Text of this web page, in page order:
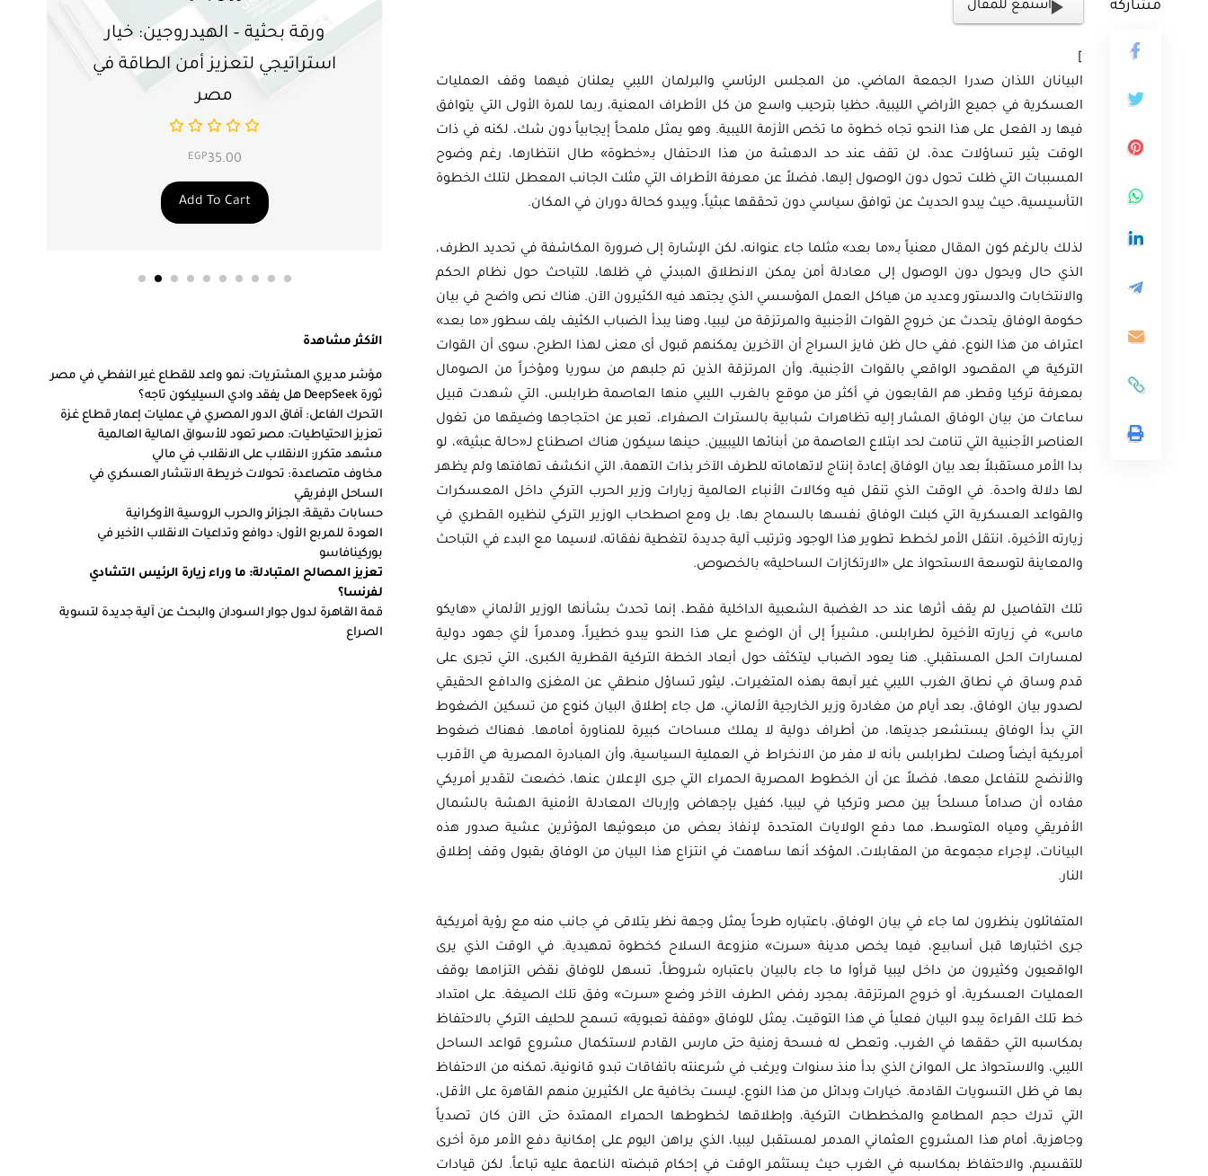
مشاركة
استمع للمقال
]
البيانان اللذان صدرا الجمعة الماضي، من المجلس الرئاسي والبرلمان الليبي يعلنان فيهما وقف العمليات
العسكرية في جميع الأراضي الليبية، حظيا بترحيب واسع من كل الأطراف المعنية، ربما للمرة الأولى التي يتوافق
فيها رد الفعل على هذا النحو تجاه خطوة ما تخص الأزمة الليبية. وهو يمثل ملمحاً إيجابياً دون شك، لكنه في ذات
الوقت يثير تساؤلات عدة، لن تقف عند حد الدهشة من هذا الاحتفال بـ«خطوة» طال انتظارها، رغم وضوح
المسببات التي ظلت تحول دون الوصول إليها، فضلاً عن معرفة الأطراف التي مثلت الجانب المعطل لتلك الخطوة
التأسيسية، حيث يبدو الحديث عن توافق سياسي دون تحققها عبثياً، ويبدو كحالة دوران في المكان.
لذلك بالرغم كون المقال معنياً بـ«ما بعد» مثلما جاء عنوانه، لكن الإشارة إلى ضرورة المكاشفة في تحديد الطرف،
الذي حال ويحول دون الوصول إلى معادلة أمن يمكن الانطلاق المبدئي في ظلها، للتباحث حول نظام الحكم
والانتخابات والدستور وعديد من هياكل العمل المؤسسي الذي يجتهد فيه الكثيرون الآن. هناك نص واضح في بيان
حكومة الوفاق يتحدث عن خروج القوات الأجنبية والمرتزقة من ليبيا، وهنا يبدأ الضباب الكثيف يلف سطور «ما بعد»
اعتراف من هذا النوع، ففي حال ظن فايز السراج أن الآخرين يمكنهم قبول أى معنى لهذا الطرح، سوى أن القوات
التركية هي المقصود الواقعي بالقوات الأجنبية، وأن المرتزقة الذين تم جلبهم من سوريا ومؤخراً من الصومال
بمعرفة تركيا وقطر، هم القابعون في أكثر من موقع بالغرب الليبي منها العاصمة طرابلس، التي شهدت قبيل
ساعات من بيان الوفاق المشار إليه تظاهرات شبابية بالسترات الصفراء، تعبر عن احتجاجها وضيقها من تغول
العناصر الأجنبية التي تنامت لحد ابتلاع العاصمة من أبنائها الليبيين. حينها سيكون هناك اصطناع لـ«حالة عبثية»، لو
بدا الأمر مستقبلاً بعد بيان الوفاق إعادة إنتاج لاتهاماته للطرف الآخر بذات التهمة، التي انكشف تهافتها ولم يظهر
لها دلالة واحدة. في الوقت الذي تنقل فيه وكالات الأنباء العالمية زيارات وزير الحرب التركي داخل المعسكرات
والقواعد العسكرية التي كبلت الوفاق نفسها بالسماح بها، بل ومع اصطحاب الوزير التركي لنظيره القطري في
زيارته الأخيرة، انتقل الأمر لخطط تطوير هذا الوجود وترتيب آلية جديدة لتغطية نفقاته، لاسيما مع البدء في التباحث
والمعاينة لتوسعة الاستحواذ على «الارتكازات الساحلية» بالخصوص.
تلك التفاصيل لم يقف أثرها عند حد الغضبة الشعبية الداخلية فقط، إنما تحدث بشأنها الوزير الألماني «هايكو
ماس» في زيارته الأخيرة لطرابلس، مشيراً إلى أن الوضع على هذا النحو يبدو خطيراً، ومدمراً لأي جهود دولية
لمسارات الحل المستقبلي. هنا يعود الضباب ليتكثف حول أبعاد الخطة التركية القطرية الكبرى، التي تجرى على
قدم وساق في نطاق الغرب الليبي غير آبهة بهذه المتغيرات، ليثور تساؤل منطقي عن المغزى والدافع الحقيقي
لصدور بيان الوفاق، بعد أيام من مغادرة وزير الخارجية الألماني، هل جاء إطلاق البيان كنوع من تسكين الضغوط
التي بدأ الوفاق يستشعر جديتها، من أطراف دولية لا يملك مساحات كبيرة للمناورة أمامها. فهناك ضغوط
أمريكية أيضاً وصلت لطرابلس بأنه لا مفر من الانخراط في العملية السياسية، وأن المبادرة المصرية هي الأقرب
والأنضج للتفاعل معها، فضلاً عن أن الخطوط المصرية الحمراء التي جرى الإعلان عنها، خضعت لتقدير أمريكي
مفاده أن صداماً مسلحاً بين مصر وتركيا في ليبيا، كفيل بإجهاض وإرباك المعادلة الأمنية الهشة بالشمال
الأفريقي ومياه المتوسط، مما دفع الولايات المتحدة لإنفاذ بعض من مبعوثيها المؤثرين عشية صدور هذه
البيانات، لإجراء مجموعة من المقابلات، المؤكد أنها ساهمت في انتزاع هذا البيان من الوفاق بقبول وقف إطلاق
النار.
المتفائلون ينظرون لما جاء في بيان الوفاق، باعتباره طرحاً يمثل وجهة نظر يتلاقى في جانب منه مع رؤية أمريكية
جرى اختبارها قبل أسابيع، فيما يخص مدينة «سرت» منزوعة السلاح كخطوة تمهيدية. في الوقت الذي يرى
الواقعيون وكثيرون من داخل ليبيا قرأوا ما جاء بالبيان باعتباره شروطاً، تسهل للوفاق نقض التزامها بوقف
العمليات العسكرية، أو خروج المرتزقة، بمجرد رفض الطرف الآخر وضع «سرت» وفق تلك الصيغة. على امتداد
خط تلك القراءة يبدو البيان فعلياً في هذا التوقيت، يمثل للوفاق «وقفة تعبوية» تسمح للحليف التركي بالاحتفاظ
بمكاسبه التي حققها في الغرب، وتعطى له فسحة زمنية حتى مارس القادم لاستكمال مشروع قواعد الساحل
الليبي، والاستحواذ على الموانئ الذي بدأ منذ سنوات ويرغب في شرعنته باتفاقات تبدو قانونية، تمكنه من الاحتفاظ
بها في ظل التسويات القادمة. خيارات وبدائل من هذا النوع، ليست بخافية على الكثيرين منهم القاهرة على الأقل،
التي تدرك حجم المطامع والمخططات التركية، وإطلاقها لخطوطها الحمراء الممتدة حتى الآن كان تصدياً
وجاهزية، أمام هذا المشروع العثماني المدمر لمستقبل ليبيا، الذي يراهن اليوم على إمكانية دفع الأمر مرة أخرى
للتقسيم، والاحتفاظ بمكاسبه في الغرب حيث يستثمر الوقت في إحكام قبضته الناعمة عليه تباعاً. لكن قيادات
ورقة بحثية – الهيدروجين: خيار
استراتيجي لتعزيز أمن الطاقة في
مصر
EGP35.00
Add To Cart
وسياسات التعزيز
EGP35.00
Add To Cart
أمن الطاقة المصري
EGP35.00
Add To Cart
على مستقبل
العالمية
الأكثر مشاهدة
مؤشر مديري المشتريات: نمو واعد للقطاع غير النفطي في مصر
ثورة DeepSeek هل يفقد وادي السيليكون تاجه؟
التحرك الفاعل: آفاق الدور المصري في عمليات إعمار قطاع غزة
تعزيز الاحتياطيات: مصر تعود للأسواق المالية العالمية
مشهد متكرر: الانقلاب على الانقلاب في مالي
مخاوف متصاعدة: تحولات خريطة الانتشار العسكري في
الساحل الإفريقي
حسابات دقيقة: الجزائر والحرب الروسية الأوكرانية
العودة للمربع الأول: دوافع وتداعيات الانقلاب الأخير في
بوركينافاسو
تعزيز المصالح المتبادلة: ما وراء زيارة الرئيس التشادي
لفرنسا؟
قمة القاهرة لدول جوار السودان والبحث عن آلية جديدة لتسوية
الصراع